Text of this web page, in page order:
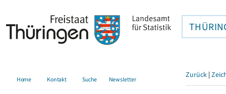
Home Kontakt Suche Newsletter Zurück |